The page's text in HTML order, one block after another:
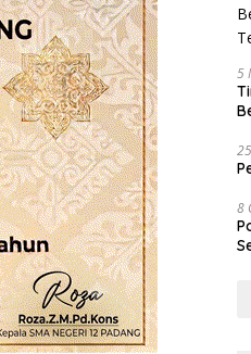
5
8